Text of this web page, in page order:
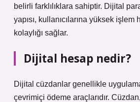
belirli farklılıklara sahiptir. Dijital
yapısı, kullanıcılarına yüksek işlem
kolaylığı sağlar.
Dijital hesap nedir?
Dijital cüzdanlar genellikle
çevrimiçi ödeme araçlarıdır.